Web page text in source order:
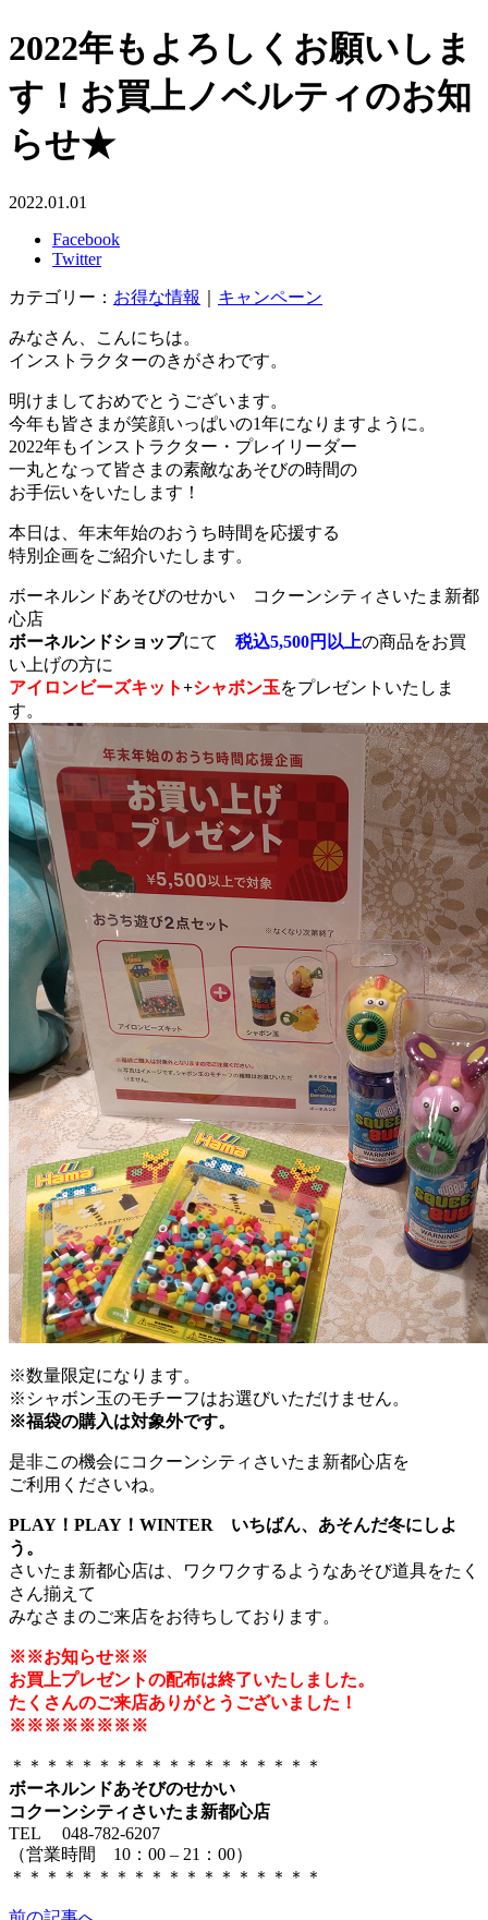
2022年もよろしくお願いしま
す！お買上ノベルティのお知
らせ★
2022.01.01
Facebook
Twitter
カテゴリー： お得な情報 キャンペーン
みなさん、こんにちは。
インストラクターのきがさわです。
明けましておめでとうございます。
今年も皆さまが笑顔いっぱいの1年になりますように。
2022年もインストラクター・プレイリーダー
一丸となって皆さまの素敵なあそびの時間の
お手伝いをいたします！
本日は、年末年始のおうち時間を応援する
特別企画をご紹介いたします。
ボーネルンドあそびのせかい コクーンシティさいたま新都
心店
ボーネルンドショップにて 税込5,500円以上の商品をお買
い上げの方に
アイロンビーズキット+シャボン玉をプレゼントいたしま
す。
※数量限定になります。
※シャボン玉のモチーフはお選びいただけません。
※福袋の購入は対象外です。
是非この機会にコクーンシティさいたま新都心店を
ご利用くださいね。
PLAY！PLAY！WINTER いちばん、あそんだ冬にしよ
う。
さいたま新都心店は、ワクワクするようなあそび道具をたく
さん揃えて
みなさまのご来店をお待ちしております。
※※お知らせ※※
お買上プレゼントの配布は終了いたしました。
たくさんのご来店ありがとうございました！
※※※※※※※※
＊＊＊＊＊＊＊＊＊＊＊＊＊＊＊＊＊＊
ボーネルンドあそびのせかい
コクーンシティさいたま新都心店
TEL 048-782-6207
（営業時間 10：00 – 21：00）
＊＊＊＊＊＊＊＊＊＊＊＊＊＊＊＊＊＊